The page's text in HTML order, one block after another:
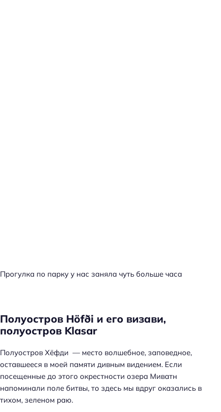
Прогулка по парку у нас заняла чуть больше часа
Полуостров Höfði и его визави,
полуостров Klasar
Полуостров Хёфди — место волшебное, заповедное,
оставшееся в моей памяти дивным видением. Если
посещенные до этого окрестности озера Миватн
напоминали поле битвы, то здесь мы вдруг оказались в
тихом, зеленом раю.